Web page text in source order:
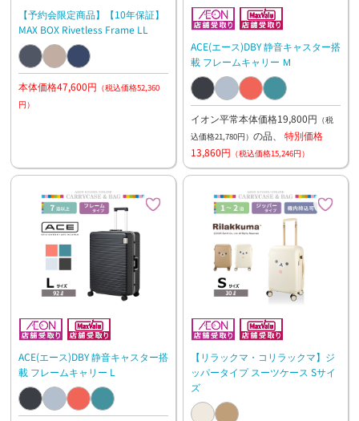
【予約会限定商品】【10年保証】
MAX BOX Rivetless Frame LL
本体価格47,600円 （税込価格52,360
円）
ACE(エース)DBY 静音キャスター搭
載 フレームキャリー Ｍ
イオン平常本体価格19,800円 （税
込価格21,780円） の品、 特別価格
13,860円 （税込価格15,246円）
ACE(エース)DBY 静音キャスター搭
載 フレームキャリー L
【リラックマ・コリラックマ】ジ
ッパータイプ スーツケース Sサイ
ズ